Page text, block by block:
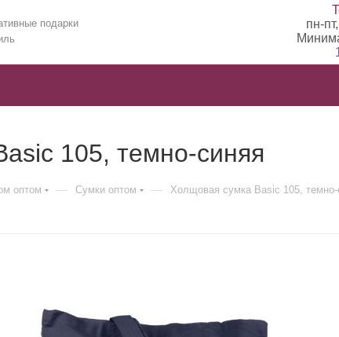
подарки
пн-пт,
105, темно-синяя
оптом — Сумки оптом — Холщовая сумка Basic 105, темно-